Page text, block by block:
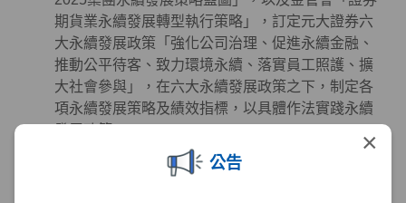
×
公告
期貨業永續發展轉型執行策略」，訂定元大證券六
大永續發展政策「強化公司治理、促進永續金融、
推動公平待客、致力環境永續、落實員工照護、擴
大社會參與」，在六大永續發展政策之下，制定各
項永續發展策略及績效指標，以具體作法實踐永續
永續金融 - 掌握先機、創造財富、誠信服務、保障